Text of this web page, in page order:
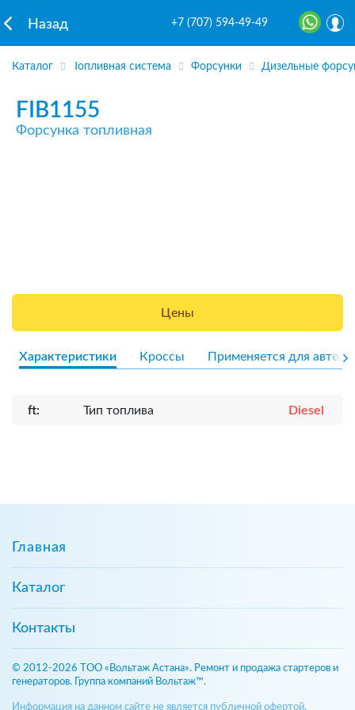
Назад +7 (707) 594-49-49
Каталог Топливная система Форсунки Дизельные
FIB1155
Форсунка топливная
Цены
Характеристики Кроссы Применяется для авто
ft: Тип топлива Diesel
Главная
Каталог
Контакты
© 2012-2026 ТОО «Вольтаж Астана». Ремонт и продажа стартеров и
генераторов. Группа компаний Вольтаж™.
Информация на данном сайте не является публичной офертой,